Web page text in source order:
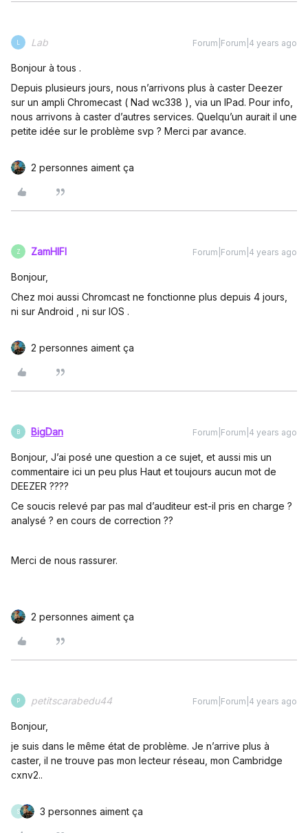
Lab Forum|Forum|4 years ago
Bonjour à tous .
Depuis plusieurs jours, nous n’arrivons plus à caster Deezer
sur un ampli Chromecast ( Nad wc338 ), via un IPad. Pour info,
nous arrivons à caster d’autres services. Quelqu’un aurait il une
petite idée sur le problème svp ? Merci par avance.
2 personnes aiment ça
Z ZamHIFI Forum|Forum|4 years ago
Bonjour,
Chez moi aussi Chromcast ne fonctionne plus depuis 4 jours,
ni sur Android , ni sur IOS .
2 personnes aiment ça
B BigDan Forum|Forum|4 years ago
Bonjour, J’ai posé une question a ce sujet, et aussi mis un
commentaire ici un peu plus Haut et toujours aucun mot de
DEEZER ????
Ce soucis relevé par pas mal d’auditeur est-il pris en charge ?
analysé ? en cours de correction ??
Merci de nous rassurer.
2 personnes aiment ça
P petitscarabedu44 Forum|Forum|4 years ago
Bonjour,
je suis dans le même état de problème. Je n’arrive plus à
caster, il ne trouve pas mon lecteur réseau, mon Cambridge
cxnv2..
S 3 personnes aiment ça